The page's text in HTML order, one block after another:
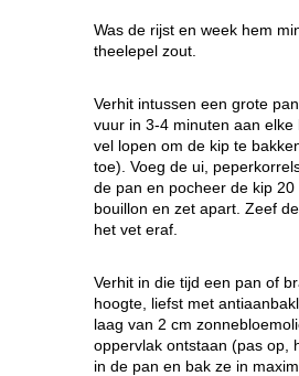
Was de rijst en week hem
theelepel zout.
Verhit intussen een grote
vuur in 3-4 minuten aan
vel lopen om de kip te
toe). Voeg de ui,
de pan en pocheer de kip
bouillon en zet apart. Zeef
het vet eraf.
Verhit in die tijd een pan of
hoogte, liefst met
laag van 2 cm
oppervlak ontstaan (pas op,
in de pan en bak ze in